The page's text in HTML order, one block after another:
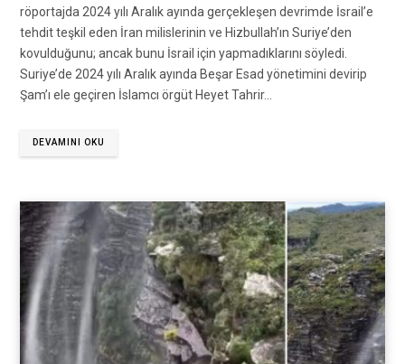
röportajda 2024 yılı Aralık ayında gerçekleşen devrimde İsrail’e
tehdit teşkil eden İran milislerinin ve Hizbullah’ın Suriye’den
kovulduğunu; ancak bunu İsrail için yapmadıklarını söyledi.
Suriye’de 2024 yılı Aralık ayında Beşar Esad yönetimini devirip
Şam’ı ele geçiren İslamcı örgüt Heyet Tahrir…
DEVAMINI OKU